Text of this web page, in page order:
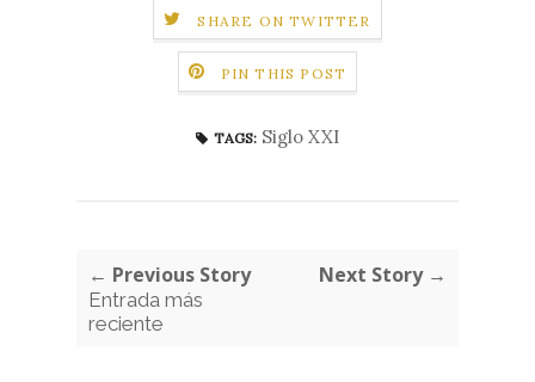
SHARE ON TWITTER
PIN THIS POST
TAGS: Siglo XXI
← Previous Story
Entrada más
reciente
Next Story →